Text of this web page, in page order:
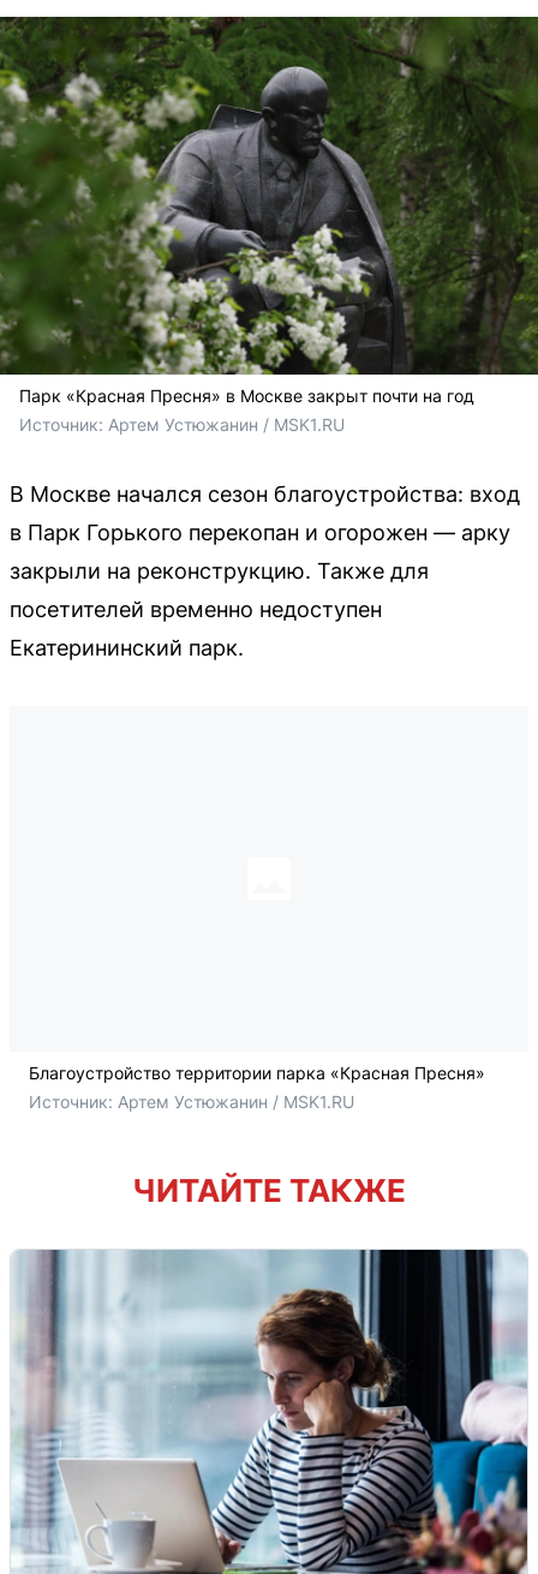
Парк «Красная Пресня» в Москве закрыт почти на год
Источник: Артем Устюжанин / MSK1.RU
В Москве начался сезон благоустройства: вход
в Парк Горького перекопан и огорожен — арку
закрыли на реконструкцию. Также для
посетителей временно недоступен
Екатерининский парк.
Благоустройство территории парка «Красная Пресня»
Источник: Артем Устюжанин / MSK1.RU
ЧИТАЙТЕ ТАКЖЕ